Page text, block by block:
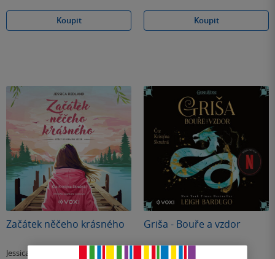
Koupit Koupit
Začátek něčeho krásného
Jessica Redland
Griša - Bouře a vzdor